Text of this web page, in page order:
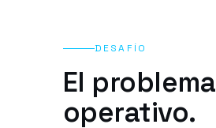
DESAFÍO
El problema
operativo.